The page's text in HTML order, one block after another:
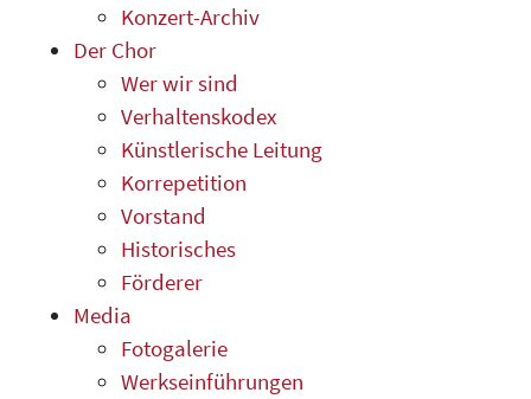
Konzert-Archiv
Der Chor
Wer wir sind
Verhaltenskodex
Künstlerische Leitung
Korrepetition
Vorstand
Historisches
Förderer
Media
Fotogalerie
Werkseinführungen